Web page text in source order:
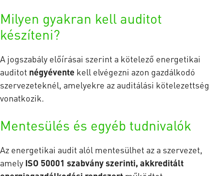
Milyen gyakran kell auditot
készíteni?
A jogszabály előírásai szerint a kötelező energetikai
auditot négyévente kell elvégezni azon gazdálkodó
szervezeteknél, amelyekre az auditálási kötelezettség
vonatkozik.
Mentesülés és egyéb tudnivalók
Az energetikai audit alól mentesülhet az a szervezet,
amely ISO 50001 szabvány szerinti, akkreditált